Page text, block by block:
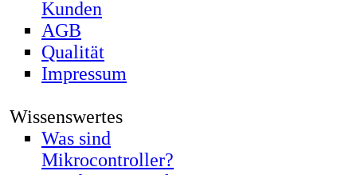
Kunden
AGB
Qualität
Impressum
Wissenswertes
Was sind
Mikrocontroller?